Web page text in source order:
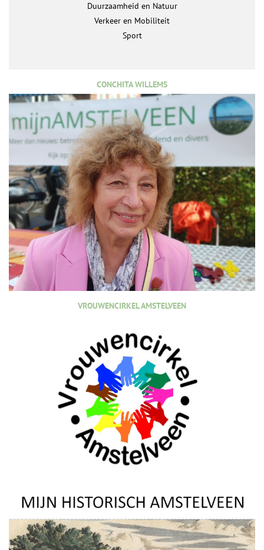
Duurzaamheid en Natuur
Verkeer en Mobiliteit
Sport
CONCHITA WILLEMS
VROUWENCIRKEL AMSTELVEEN